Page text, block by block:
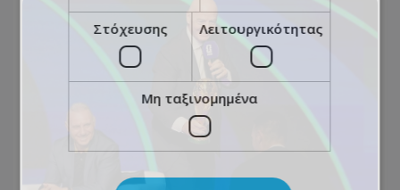
Στόχευσης Λειτουργικότητας
Μη ταξινομημένα